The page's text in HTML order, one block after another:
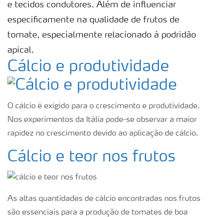
e tecidos condutores. Além de influenciar
especificamente na qualidade de frutos de
tomate, especialmente relacionado à podridão
apical.
Cálcio e produtividade
O cálcio é exigido para o crescimento e produtividade.
Nos experimentos da Itália pode-se observar a maior
rapidez no crescimento devido ao aplicação de cálcio.
Cálcio e teor nos frutos
As altas quantidades de cálcio encontradas nos frutos
são essenciais para a produção de tomates de boa